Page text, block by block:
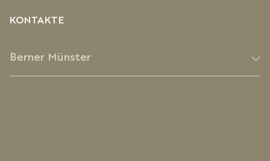
KONTAKTE
Berner Münster